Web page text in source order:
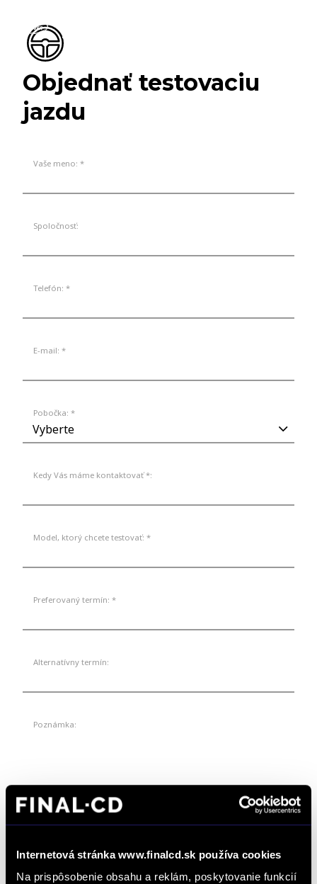
Internetová stránka www.finalcd.sk používa cookies
Na prispôsobenie obsahu a reklám, poskytovanie funkcií
Objednať testovaciu
jazdu
Vaše meno: *
Spoločnosť:
Telefón: *
E-mail: *
Pobočka: *
Kedy Vás máme kontaktovať *:
Model, ktorý chcete testovať: *
Preferovaný termín: *
Alternatívny termín:
Poznámka:
Odkiaľ ste sa o nás dozvedeli? *